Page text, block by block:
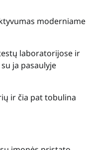
moderniame
laboratorijose ir
ja pasaulyje
ir čia pat tobulina